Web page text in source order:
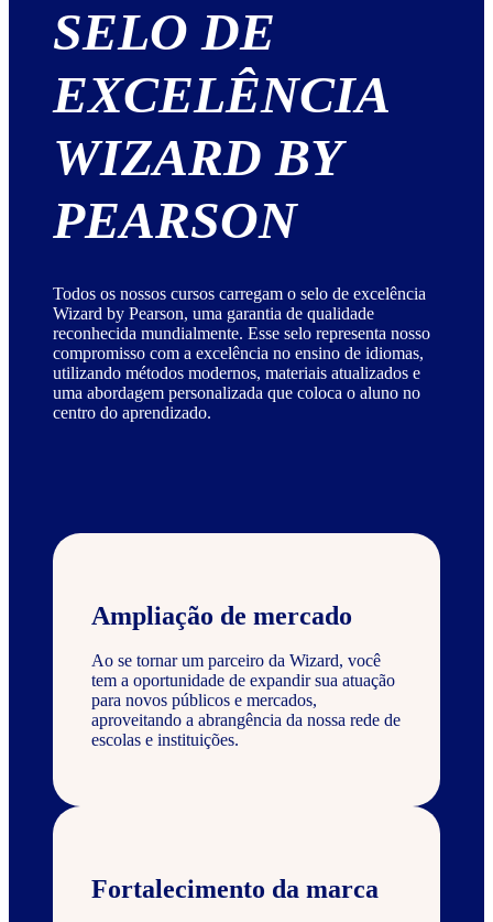
SELO DE
EXCELÊNCIA
WIZARD BY
PEARSON
Todos os nossos cursos carregam o selo de excelência
Wizard by Pearson, uma garantia de qualidade
reconhecida mundialmente. Esse selo representa nosso
compromisso com a excelência no ensino de idiomas,
utilizando métodos modernos, materiais atualizados e
uma abordagem personalizada que coloca o aluno no
centro do aprendizado.
Ampliação de mercado
Ao se tornar um parceiro da Wizard, você
tem a oportunidade de expandir sua atuação
para novos públicos e mercados,
aproveitando a abrangência da nossa rede de
escolas e instituições.
Fortalecimento da marca